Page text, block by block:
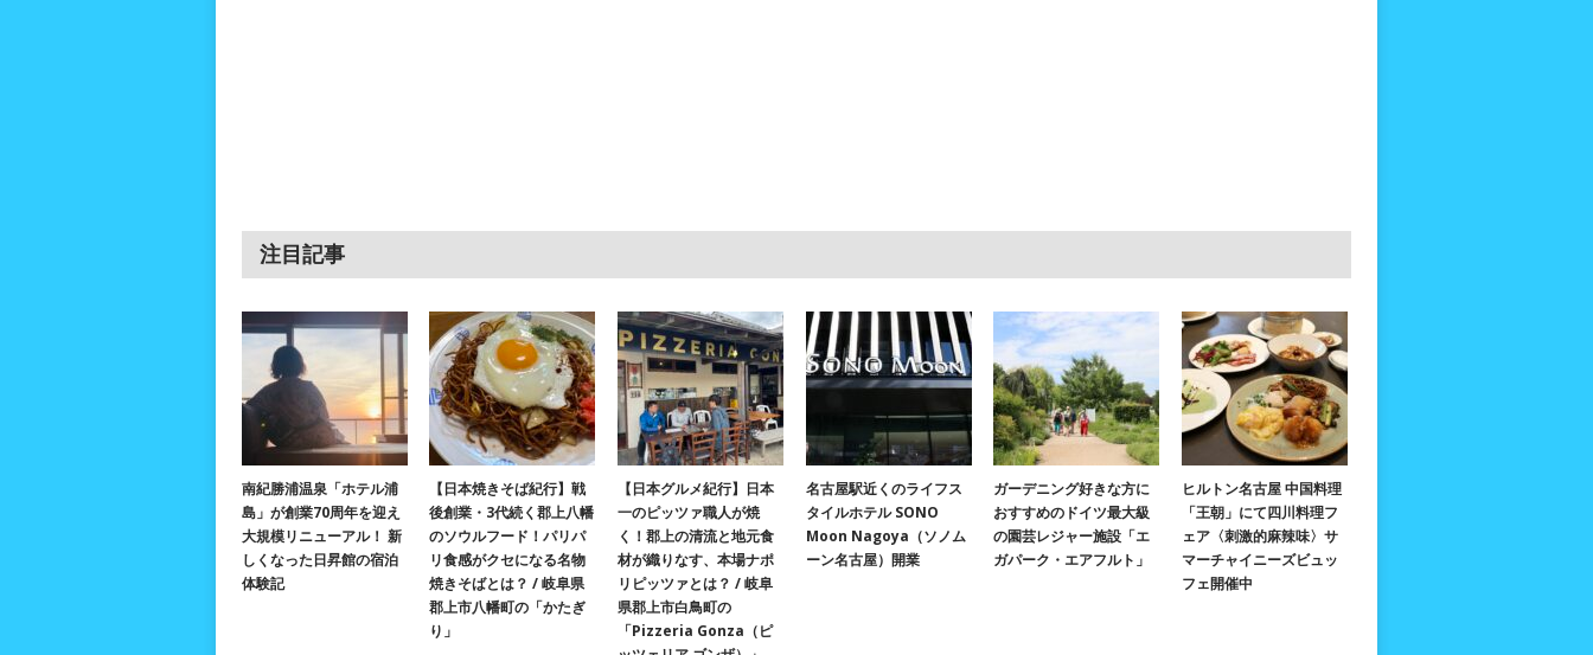
注目記事
南紀勝浦温泉「ホテル浦
島」が創業70周年を迎え
大規模リニューアル！ 新
しくなった日昇館の宿泊
体験記
【日本焼きそば紀行】戦
後創業・3代続く郡上八幡
のソウルフード！パリパ
リ食感がクセになる名物
焼きそばとは？ / 岐阜県
郡上市八幡町の「かたぎ
り」
【日本グルメ紀行】日本
一のピッツァ職人が焼
く！郡上の清流と地元食
材が織りなす、本場ナポ
リピッツァとは？ / 岐阜
県郡上市白鳥町の
「Pizzeria Gonza（ピ
名古屋駅近くのライフス
タイルホテル SONO
Moon Nagoya（ソノム
ーン名古屋）開業
ガーデニング好きな方に
おすすめのドイツ最大級
の園芸レジャー施設「エ
ガパーク・エアフルト」
ヒルトン名古屋 中国料理
「王朝」にて四川料理フ
ェア〈刺激的麻辣味〉サ
マーチャイニーズビュッ
フェ開催中